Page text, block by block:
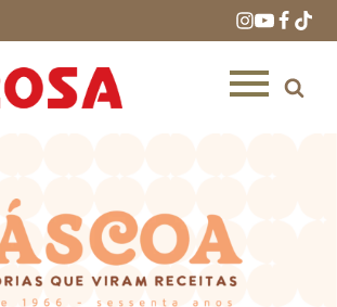
RECEITAS PRODUTOS